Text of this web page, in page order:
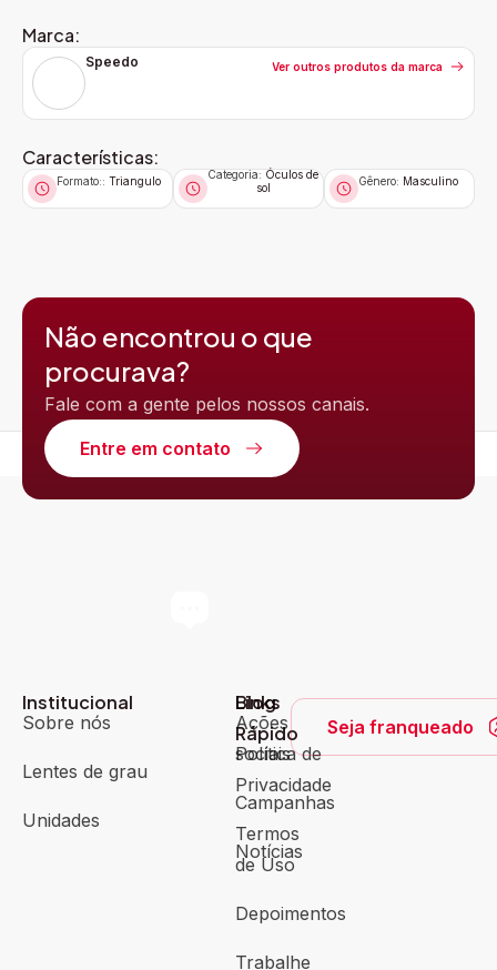
Marca:
Speedo Ver outros produtos da marca
Características:
Formato:: Triangulo Categoria:Óculos de
sol
Gênero: Masculino
Não encontrou o que
procurava?
Fale com a gente pelos nossos canais.
Entre em contato
Institucional
Sobre nós
Lentes de grau
Unidades
Blog
Ações
sociais
Campanhas
Notícias
Links
Rápido
Política de
Privacidade
Termos
de Uso
Depoimentos
Trabalhe
Seja franqueado